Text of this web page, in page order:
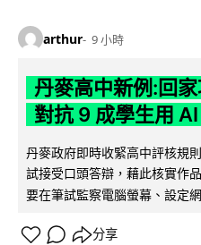
arthur 9 小時
丹麥高中新例:回
對抗 9 成學生用
丹麥政府即時收緊高中評核規
試接受口頭答辯，藉此核實作
要在筆試監察電腦螢幕、設定
分享